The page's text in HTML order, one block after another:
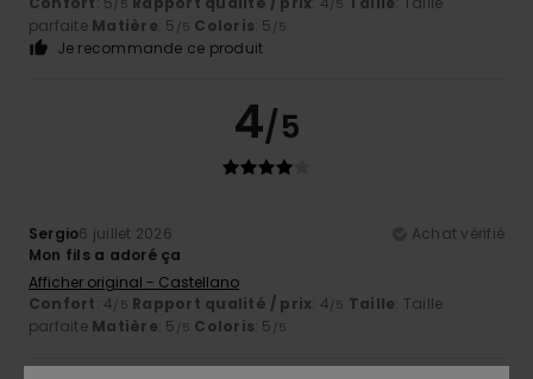
/5 /5
parfaite Matière: 5 /5 Coloris: 5 /5
Je recommande ce produit
4/5
Sergio6 juillet 2026
Achat vérifié
Mon fils a adoré ça
Afficher original - Castellano
Confort: 4/5 Rapport qualité / prix: 4/5 Taille: Taille
parfaite Matière: 5 /5 Coloris: 5 /5